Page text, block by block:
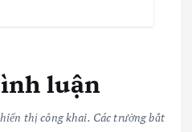
luận
thị công khai. Các trường bắt